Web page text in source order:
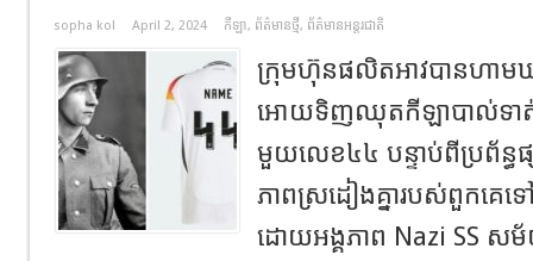
sopha kol April 2, 2024 កីឡា, ព័ត៌មានថ្មី, ព័ត៌មានអន្តរជាតិ
ក្រុមហ៊ុនផលិតអាវបានហាមឃ
អោយទិញឈុតកីឡាបាល់ទាត់
មួយលេខ៤៤ បន្ទាប់ពីប្រព័ន្ធ
ភាពស្រដៀងគ្នារបស់ពួកគេទ
ដោយអង្គភាព Nazi SS ស